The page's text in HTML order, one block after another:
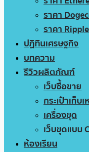
ราคา
ราคา
ปฏิทินเศรษฐกิจ
บทความ
รีวิวผลิตภัณฑ์
เว็บซื้อขาย
กระเป๋าเก็บ
เครื่องขุด
เว็บขุดแบบ
ห้องเรียน